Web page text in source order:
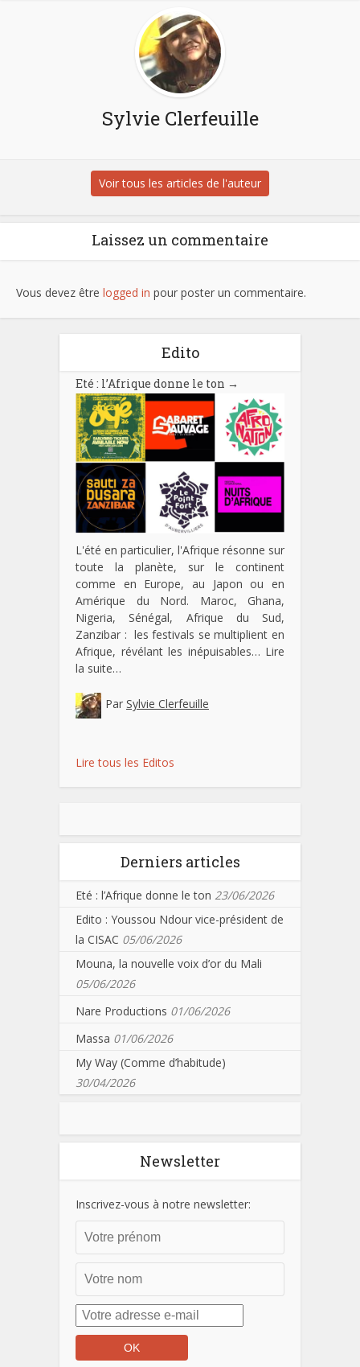
Sylvie Clerfeuille
Voir tous les articles de l'auteur
Laissez un commentaire
Vous devez être logged in pour poster un commentaire.
Edito
Eté : l’Afrique donne le ton →
L'été en particulier, l'Afrique résonne sur
toute la planète, sur le continent
comme en Europe, au Japon ou en
Amérique du Nord. Maroc, Ghana,
Nigeria, Sénégal, Afrique du Sud,
Zanzibar : les festivals se multiplient en
Afrique, révélant les inépuisables… Lire
la suite…
Par Sylvie Clerfeuille
Lire tous les Editos
Derniers articles
Eté : l’Afrique donne le ton 23/06/2026
Edito : Youssou Ndour vice-président de
la CISAC 05/06/2026
Mouna, la nouvelle voix d’or du Mali
05/06/2026
Nare Productions 01/06/2026
Massa 01/06/2026
My Way (Comme d’habitude)
30/04/2026
Newsletter
Inscrivez-vous à notre newsletter: